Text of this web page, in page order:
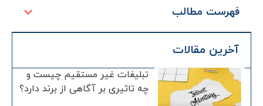
فهرست مطالب
آخرین مقالات
تبلیغات غیر مستقیم چیست و
چه تاثیری بر آگاهی از برند دارد؟